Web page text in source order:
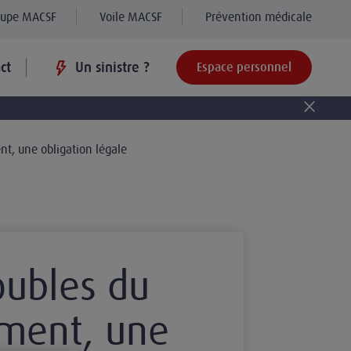
MACSF Voile MACSF Prévention médicale
Un sinistre ? Espace personnel
une obligation légale
du
une